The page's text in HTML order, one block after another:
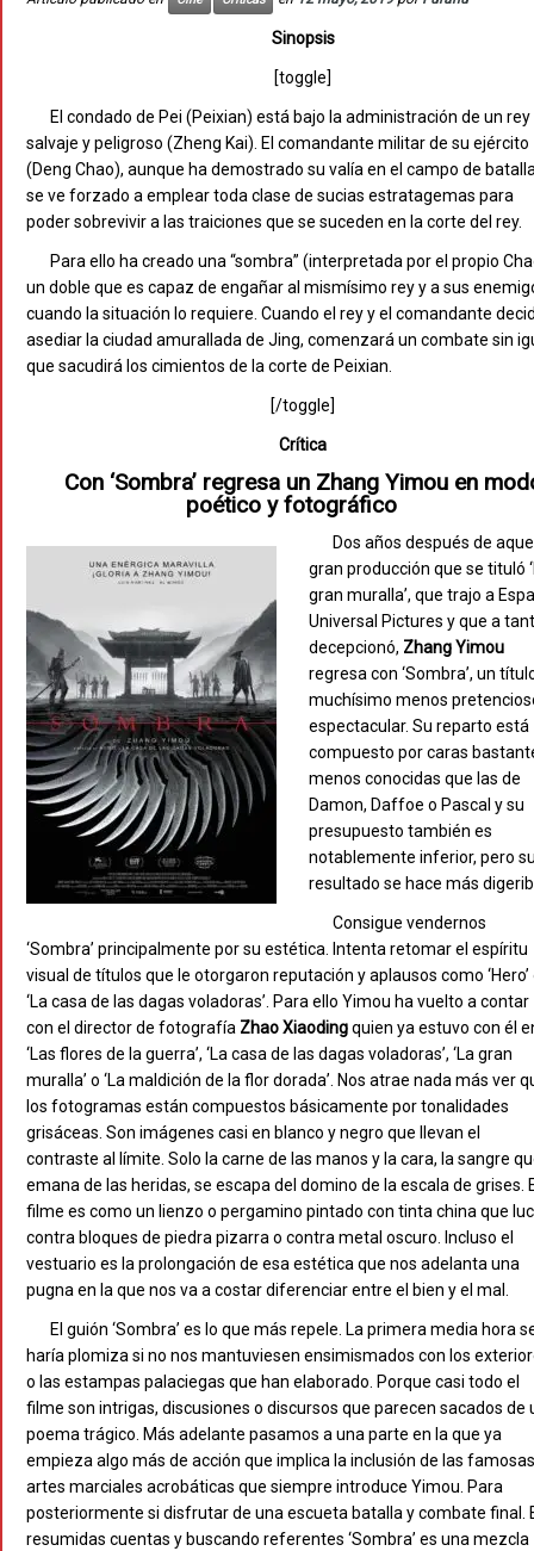
Sinopsis
[toggle]
El condado de Pei (Peixian) está bajo la administración de un rey
salvaje y peligroso (Zheng Kai). El comandante militar de su ejército
(Deng Chao), aunque ha demostrado su valía en el campo de
se ve forzado a emplear toda clase de sucias estratagemas para
poder sobrevivir a las traiciones que se suceden en la corte del rey.
Para ello ha creado una “sombra” (interpretada por el propio
un doble que es capaz de engañar al mismísimo rey y a sus
cuando la situación lo requiere. Cuando el rey y el comandante
asediar la ciudad amurallada de Jing, comenzará un combate sin
que sacudirá los cimientos de la corte de Peixian.
[/toggle]
Crítica
Con ‘Sombra’ regresa un Zhang Yimou en
poético y fotográfico
Dos años después de
gran producción que se tituló
gran muralla’, que trajo a
Universal Pictures y que a
decepcionó, Zhang Yimou
regresa con ‘Sombra’, un
muchísimo menos
espectacular. Su reparto está
compuesto por caras
menos conocidas que las de
Damon, Daffoe o Pascal y su
presupuesto también es
notablemente inferior, pero
resultado se hace más
Consigue vendernos
‘Sombra’ principalmente por su estética. Intenta retomar el espíritu
visual de títulos que le otorgaron reputación y aplausos como ‘Hero’
‘La casa de las dagas voladoras’. Para ello Yimou ha vuelto a contar
con el director de fotografía Zhao Xiaodingquien ya estuvo con él
‘Las flores de la guerra’, ‘La casa de las dagas voladoras’, ‘La gran
muralla’ o ‘La maldición de la flor dorada’. Nos atrae nada más ver
los fotogramas están compuestos básicamente por tonalidades
grisáceas. Son imágenes casi en blanco y negro que llevan el
contraste al límite. Solo la carne de las manos y la cara, la sangre
emana de las heridas, se escapa del domino de la escala de grises.
filme es como un lienzo o pergamino pintado con tinta china que
contra bloques de piedra pizarra o contra metal oscuro. Incluso el
vestuario es la prolongación de esa estética que nos adelanta una
pugna en la que nos va a costar diferenciar entre el bien y el mal.
El guión ‘Sombra’ es lo que más repele. La primera media hora
haría plomiza si no nos mantuviesen ensimismados con los
o las estampas palaciegas que han elaborado. Porque casi todo el
filme son intrigas, discusiones o discursos que parecen sacados de
poema trágico. Más adelante pasamos a una parte en la que ya
empieza algo más de acción que implica la inclusión de las famosas
artes marciales acrobáticas que siempre introduce Yimou. Para
posteriormente si disfrutar de una escueta batalla y combate final.
resumidas cuentas y buscando referentes ‘Sombra’ es una mezcla